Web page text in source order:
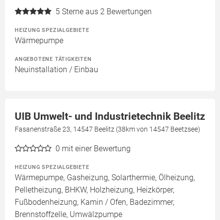
5 Sterne aus 2 Bewertungen
HEIZUNG SPEZIALGEBIETE
Wärmepumpe
ANGEBOTENE TÄTIGKEITEN
Neuinstallation / Einbau
UIB Umwelt- und Industrietechnik Beelitz
Fasanenstraße 23, 14547 Beelitz (38km von 14547 Beetzsee)
0 mit einer Bewertung
HEIZUNG SPEZIALGEBIETE
Wärmepumpe, Gasheizung, Solarthermie, Ölheizung,
Pelletheizung, BHKW, Holzheizung, Heizkörper,
Fußbodenheizung, Kamin / Ofen, Badezimmer,
Brennstoffzelle, Umwälzpumpe